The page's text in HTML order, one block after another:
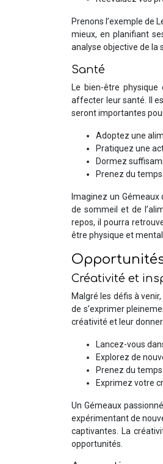
Prenons l’exemple de
mieux, en planifiant
analyse objective de la
Santé
Le bien-être
affecter leur santé. Il
seront importantes
Adoptez une
Pratiquez une
Dormez
Prenez du
Imaginez un
de sommeil et de
repos, il pourra
être physique et
Créativité et
Malgré les défis à
de s’exprimer
créativité et leur
Lancez-vous
Explorez de
Prenez du
Exprimez votre
Un Gémeaux
expérimentant de
captivantes. La
opportunités.